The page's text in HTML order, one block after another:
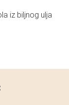
iz biljnog ulja